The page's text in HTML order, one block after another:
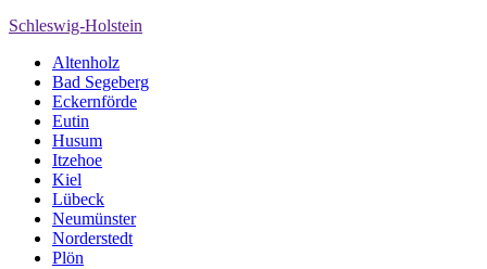
Schleswig-Holstein
Altenholz
Bad Segeberg
Eckernförde
Eutin
Husum
Itzehoe
Kiel
Lübeck
Neumünster
Norderstedt
Plön